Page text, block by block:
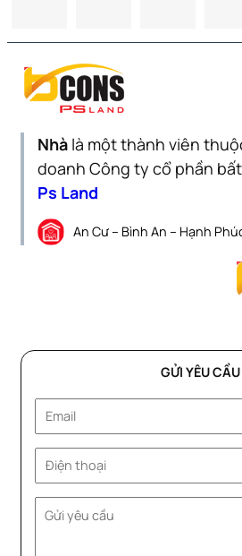
Nhà là một thành viên
doanh Công ty cổ phần
Ps Land
An Cư – Bình An – Hạnh
GỬI YÊU CẦU